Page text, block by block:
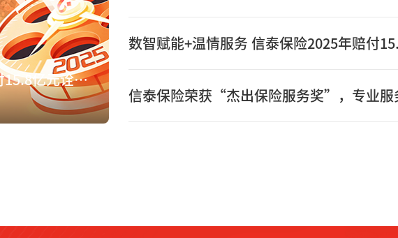
数智赋能+温情服务 信泰保险2025年赔付15.8亿元诠释保险初心
数智赋能+温情服务 信泰保险2025年赔付
信泰保险荣获“杰出保险服务奖”，专业服